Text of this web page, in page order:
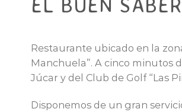
Restaurante ubicado en la
Manchuela”. A cinco minutos
Júcar y del Club de Golf “Las
Disponemos de un gran